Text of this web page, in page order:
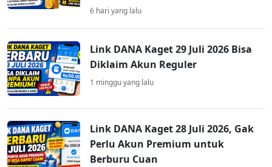
6 hari yang lalu
Link DANA Kaget 29 Juli 2026 Bisa
Diklaim Akun Reguler
1 minggu yang lalu
Link DANA Kaget 28 Juli 2026, Gak
Perlu Akun Premium untuk
Berburu Cuan